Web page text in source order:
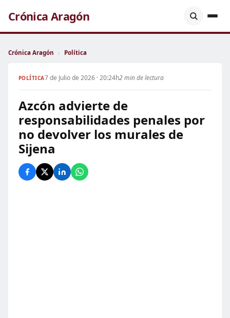
Crónica Aragón
Crónica Aragón › Política
POLÍTICA7 de Julio de 2026 · 20:24h2 min de lectura
Azcón advierte de
responsabilidades penales por
no devolver los murales de
Sijena